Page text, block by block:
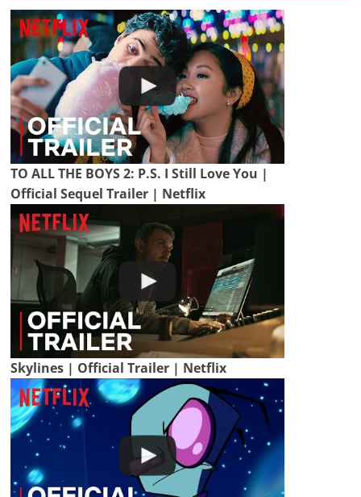
TO ALL THE BOYS 2: P.S. I Still Love You |
Official Sequel Trailer | Netflix
Skylines | Official Trailer | Netflix